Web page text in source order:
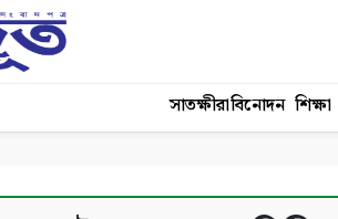
সাতক্ষীরাবিনোদন শিক্ষা